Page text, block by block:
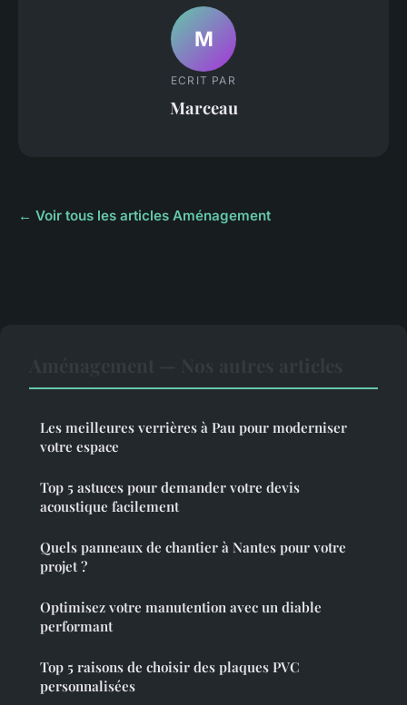
M
ECRIT PAR
Marceau
← Voir tous les articles Aménagement
Les meilleures verrières à Pau pour moderniser
votre espace
Top 5 astuces pour demander votre devis
acoustique facilement
Quels panneaux de chantier à Nantes pour votre
projet ?
Optimisez votre manutention avec un diable
performant
Top 5 raisons de choisir des plaques PVC
personnalisées